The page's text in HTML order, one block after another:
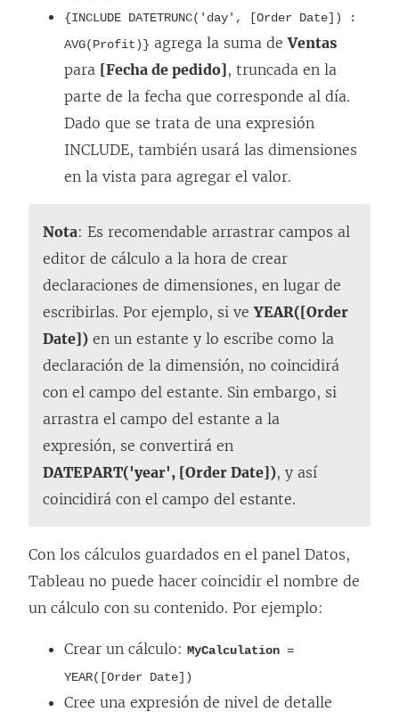
{INCLUDE DATETRUNC('day', [Order Date]) :
AVG(Profit)} agrega la suma deVentas
para [Fecha de pedido], truncada en la
parte de la fecha que corresponde al día.
Dado que se trata de una expresión
INCLUDE, también usará las dimensiones
en la vista para agregar el valor.
Nota: Es recomendable arrastrar campos al
editor de cálculo a la hora de crear
declaraciones de dimensiones, en lugar de
escribirlas. Por ejemplo, si veYEAR([Order
Date]) en un estante y lo escribe como la
declaración de la dimensión, no coincidirá
con el campo del estante. Sin embargo, si
arrastra el campo del estante a la
expresión, se convertirá en
DATEPART('year', [Order Date]), y así
coincidirá con el campo del estante.
Con los cálculos guardados en el panel Datos,
Tableau no puede hacer coincidir el nombre de
un cálculo con su contenido. Por ejemplo:
Crear un cálculo: MyCalculation =
YEAR([Order Date])
Cree una expresión de nivel de detalle